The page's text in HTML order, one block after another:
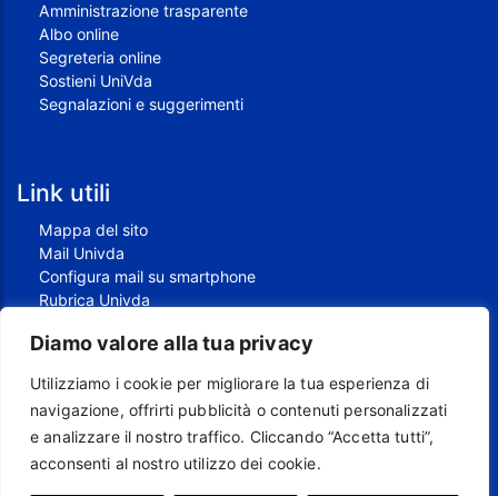
Diamo valore alla tua privacy
Utilizziamo i cookie per migliorare la tua esperienza di
navigazione, offrirti pubblicità o contenuti personalizzati
e analizzare il nostro traffico. Cliccando “Accetta tutti”,
acconsenti al nostro utilizzo dei cookie.
Amministrazione trasparente
Albo online
Segreteria online
Sostieni UniVda
Segnalazioni e suggerimenti
Link utili
Mappa del sito
Mail Univda
Configura mail su smartphone
Rubrica Univda
Piè di pagina
Crediti
Note legali
Contatti